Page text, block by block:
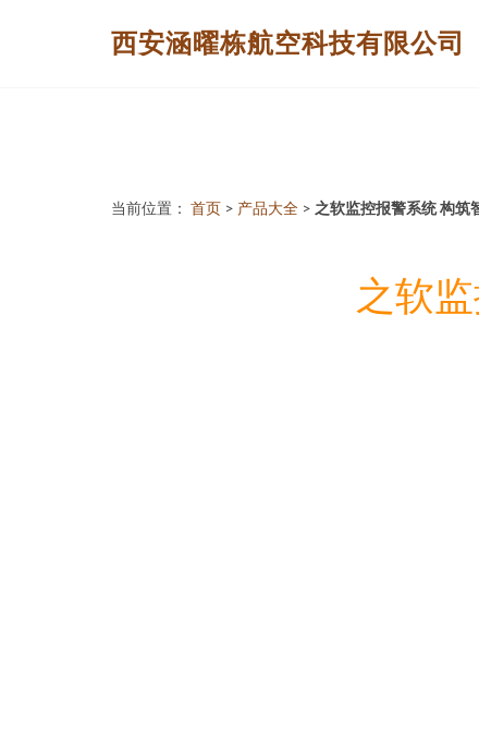
西安涵曜栋航空科技有限公司
当前位置： 首页 > 产品大全 > 之软监控报警系统 构筑
之软